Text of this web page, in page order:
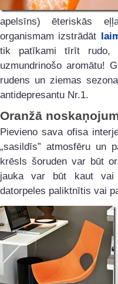
apelsīns) ēteriskās
organismam izstrādāt
tik patīkami tīrīt rudo,
uzmundrinošo aromātu!
rudens un ziemas
antidepresantu Nr.1.
Oranžā
Pievieno sava ofisa
„sasildīs” atmosfēru un
krēsls šoruden var būt
jauka var būt kaut vai
datorpeles paliktnītis vai